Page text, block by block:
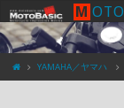
M OTO
YAMAHA／ヤマハ